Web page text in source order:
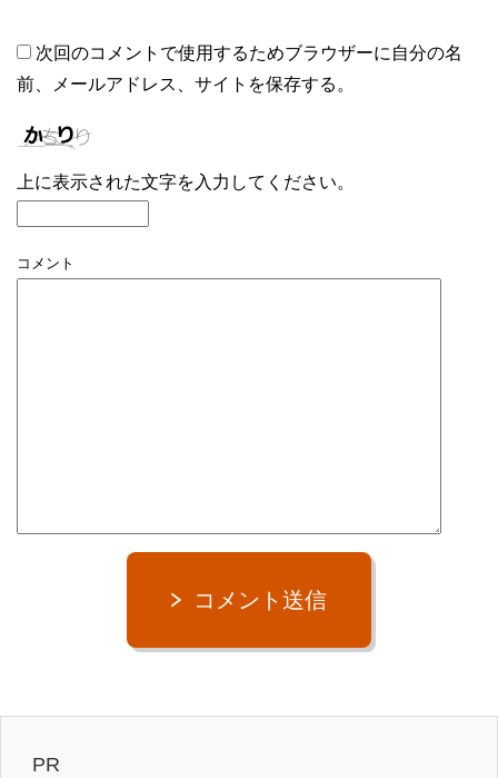
次回のコメントで使用するためブラウザーに自分の名
前、メールアドレス、サイトを保存する。
上に表示された文字を入力してください。
コメント
コメント送信
PR